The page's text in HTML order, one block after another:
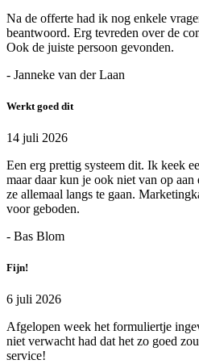
Na de offerte had ik nog enkele
beantwoord. Erg tevreden over de
Ook de juiste persoon gevonden.
- Janneke van der Laan
Werkt goed dit
14 juli 2026
Een erg prettig systeem dit. Ik keek
maar daar kun je ook niet van op
ze allemaal langs te gaan.
voor geboden.
- Bas Blom
Fijn!
6 juli 2026
Afgelopen week het formuliertje
niet verwacht had dat het zo goed
service!